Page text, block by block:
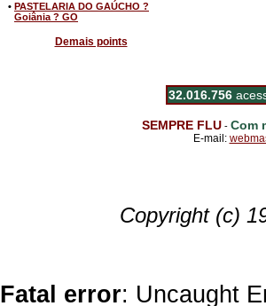
• PASTELARIA DO GAÚCHO ?
Goiânia ? GO
Demais points
32.016.756
SEMPRE FLU- Com
E-mail:
Copyright (c)
Fatal error: Uncaught